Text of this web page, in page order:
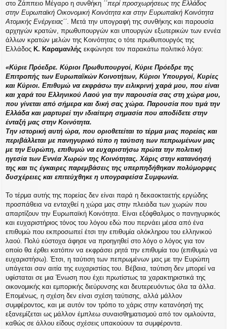
στο Ζάππειο Μέγαρο η συνθήκη ΄΄περί προσχωρήσεως της Ελλάδος
στην Ευρωπαϊκή Οικονομική Κοινότητα και στην Ευρωπαϊκή Κοινότητα
Ατομικής Ενέργειας΄΄. Μετά την υπογραφή της συνθήκης και παρουσία
αρχηγών κρατών, πρωθυπουργών και υπουργών εξωτερικών των εννέα
άλλων κρατών μελών της Κοινότητας ο τότε πρωθυπουργός της
Ελλάδος Κ. Καραμανλής εκφώνησε τον παρακάτω πολιτικό λόγο:
«Κύριε Πρόεδρε. Κύριοι Πρωθυπουργοί, Κύριε Πρόεδρε της
Επιτροπής των Ευρωπαϊκών Κοινοτήτων, Κύριοι Υπουργοί, Κυρίες
και Κύριοι. Επιθυμώ να εκφράσω την ειλικρινή χαρά μου, που είναι
και χαρά του Ελληνικού Λαού για την παρουσία σας στη χώρα μου,
που γίνεται από σήμερα και δική σας χώρα. Παρουσία που τιμά την
Ελλάδα και μαρτυρεί την ιδιαίτερη σημασία που αποδίδετε στην
ένταξή μας στην Κοινότητα.
Την ιστορική αυτή ώρα, που οριοθετείται το τέρμα μιας πορείας και
περιβάλλεται με πανηγυρικό τύπο η ταύτιση των πεπρωμένων μας
με την Ευρώπη, επιθυμώ να ευχαριστήσω πρώτα την πολιτική
ηγεσία των Εννέα Χωρών της Κοινότητας. Χάρις στην κατανόησή
της και τις έγκαιρες παρεμβάσεις της υπερπηδήθηκαν πολύμορφες
δυσχέρειες και επιτεύχθηκε η υπογραφείσα Συμφωνία.
Το τέρμα αυτής της πορείας δεν είναι παρά η δεκαοκταετής εργώδης
προσπάθεια να ενταχθεί η χώρα μας στην πλειάδα των χωρών που
απαρτίζουν την Ευρωπαϊκή Κοινότητα. Είναι εξόφθαλμος ο πανηγυρικός
και ευχαριστήριος τόνος του λόγου εδώ που περνάει μέσα από ένα
επιθυμώ που εκπροσωπεί έτσι την επιθυμία ολόκληρου του ελληνικού
λαού. Πολύ εύστοχα άφησε να προηγηθεί στο λόγο ο λόγος για τον
οποίο θα έρθει κατόπιν να εκφράσει ρητά την επιθυμία του (επιθυμώ να
ευχαριστήσω). Έτσι, η ταύτιση των πεπρωμένων μας με την Ευρώπη
υπάγεται σαν αιτία της ευχαριστίας του. Βέβαια, ταύτιση δεν μπορεί να
υφίσταται σε μια Ένωση που έχει πρωτίστως τα χαρακτηριστικά της
οικονομικής και εμπορικής διεύρυνσης και δευτερευόντως όλα τα άλλα.
Επομένως, η σχέση δεν είναι σχέση ταύτισης, αλλά μάλλον
συμφέροντος, και με αυτόν τον τρόπο το χάρις στην κατανόησή της
εξανεμίζεται ως μάλλον έμπλεω συναισθηματισμού από τον ομιλούντα,
καθώς σε άλλου είδους σχέσεις υπακούουν τα συμφέροντα.